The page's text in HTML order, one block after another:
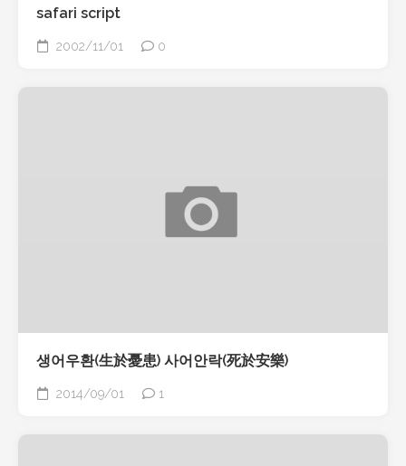
safari script
2002/11/01 0
생어우환(生於憂患) 사어안락(死於安樂)
2014/09/01 1